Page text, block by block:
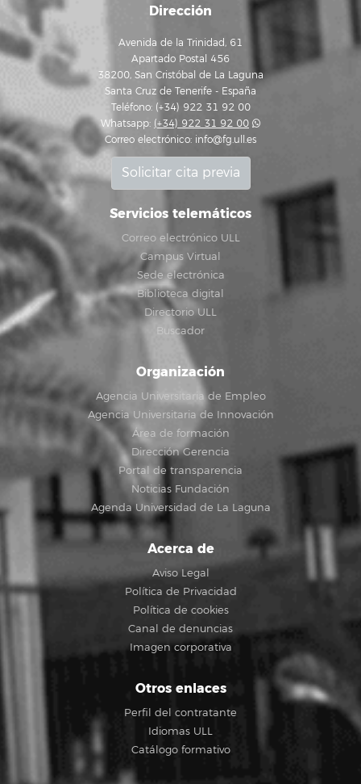
Dirección
Avenida de la Trinidad, 61
Apartado Postal 456
38200, San Cristóbal de La Laguna
Santa Cruz de Tenerife - España
Teléfono: (+34) 922 31 92 00
Whatsapp: (+34) 922 31 92 00
Correo electrónico: info@fg.ull.es
Solicitar cita previa
Servicios telemáticos
Correo electrónico ULL
Campus Virtual
Sede electrónica
Biblioteca digital
Directorio ULL
Buscador
Organización
Agencia Universitaria de Empleo
Agencia Universitaria de Innovación
Área de formación
Dirección Gerencia
Portal de transparencia
Noticias Fundación
Agenda Universidad de La Laguna
Acerca de
Aviso Legal
Política de Privacidad
Política de cookies
Canal de denuncias
Imagen corporativa
Otros enlaces
Perfil del contratante
Idiomas ULL
Catálogo formativo